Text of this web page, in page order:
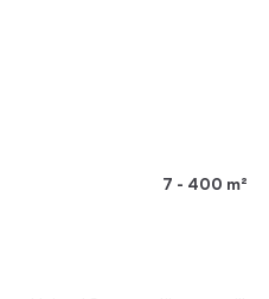
7 - 400 m²